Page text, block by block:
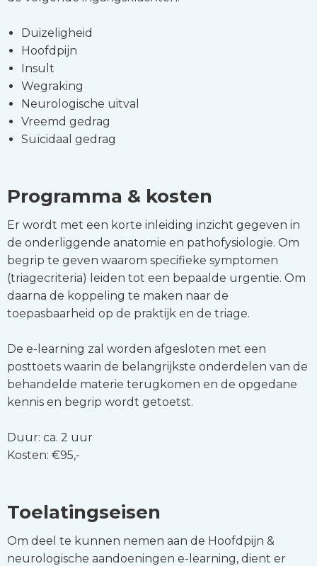
Duizeligheid
Hoofdpijn
Insult
Wegraking
Neurologische uitval
Vreemd gedrag
Suïcidaal gedrag
Programma & kosten
Er wordt met een korte inleiding inzicht gegeven in
de onderliggende anatomie en pathofysiologie. Om
begrip te geven waarom specifieke symptomen
(triagecriteria) leiden tot een bepaalde urgentie. Om
daarna de koppeling te maken naar de
toepasbaarheid op de praktijk en de triage.
De e-learning zal worden afgesloten met een
posttoets waarin de belangrijkste onderdelen van de
behandelde materie terugkomen en de opgedane
kennis en begrip wordt getoetst.
Duur: ca. 2 uur
Kosten: €95,-
Toelatingseisen
Om deel te kunnen nemen aan de Hoofdpijn &
neurologische aandoeningen e-learning, dient er